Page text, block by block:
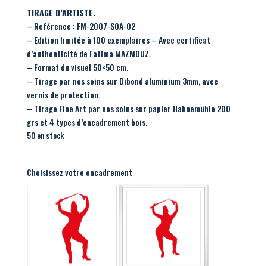
TIRAGE D’ARTISTE.
– Reférence : FM-2007-SOA-02
– Edition limitée à 100 exemplaires – Avec certificat
d’authenticité de Fatima MAZMOUZ.
– Format du visuel 50×50 cm.
– Tirage par nos soins sur Dibond aluminium 3mm, avec
vernis de protection.
– Tirage Fine Art par nos soins sur papier Hahnemühle 200
grs et 4 types d’encadrement bois.
50 en stock
Choisissez votre encadrement